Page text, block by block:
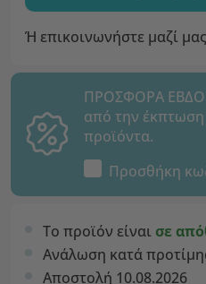
Ή επικοινωνήστε μαζί
ΠΡΟΣΦΟΡΑ
από την
προϊόντα.
Προσθήκη
Το προϊόν είναι σε
Ανάλωση κατά
Αποστολή 10.08.2026